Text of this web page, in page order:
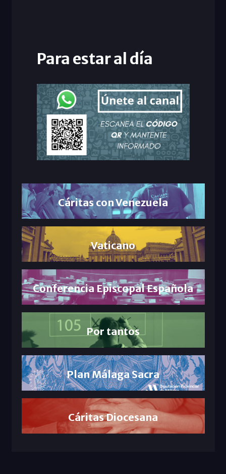
Para estar al día
Cáritas con Venezuela
Vaticano
Conferencia Episcopal Española
Por tantos
Plan Málaga Sacra
Cáritas Diocesana